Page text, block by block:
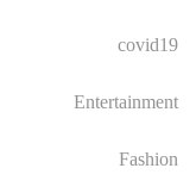
covid19
Entertainment
Fashion